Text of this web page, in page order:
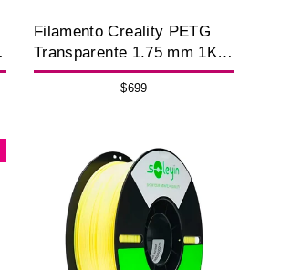
Filamento Creality PETG
Transparente 1.75 mm 1Kg
Refill Sin Carretel para
Impresora 3D$699